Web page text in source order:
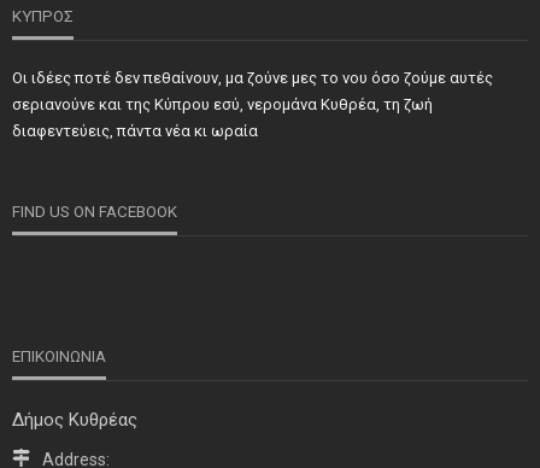
ΚΥΠΡΟΣ
Οι ιδέες ποτέ δεν πεθαίνουν, μα ζούνε μες το νου όσο ζούμε αυτές
σεριανούνε και της Κύπρου εσύ, νερομάνα Κυθρέα, τη ζωή
διαφεντεύεις, πάντα νέα κι ωραία
FIND US ON FACEBOOK
ΕΠΙΚΟΙΝΩΝΙΑ
Δήμος Κυθρέας
Address: